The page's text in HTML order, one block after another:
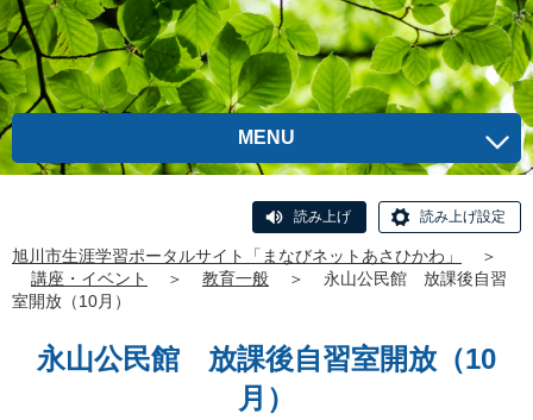
MENU
読み上げ 読み上げ設定
旭川市生涯学習ポータルサイト「まなびネットあさひかわ」
＞
講座・イベント
＞ 教育一般 ＞
永山公民館 放課後自習
室開放（10月）
永山公民館 放課後自習室開放（10
月）